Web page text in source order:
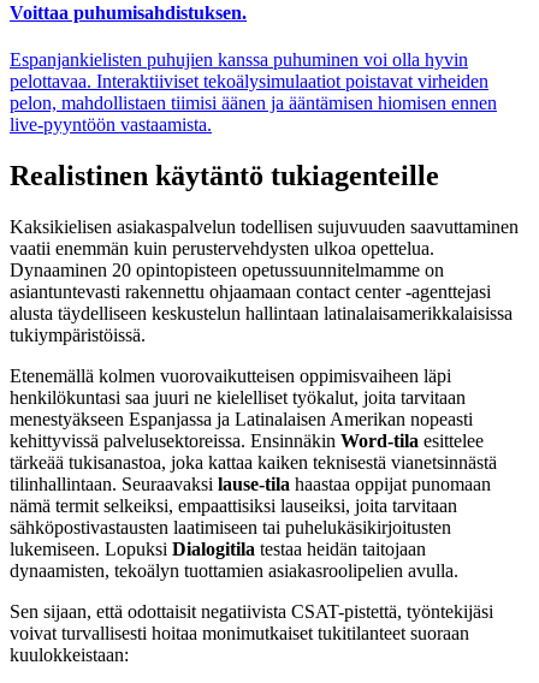
Voittaa puhumisahdistuksen.
Espanjankielisten puhujien kanssa puhuminen voi olla hyvin
pelottavaa. Interaktiiviset tekoälysimulaatiot poistavat virheiden
pelon, mahdollistaen tiimisi äänen ja ääntämisen hiomisen ennen
live-pyyntöön vastaamista.
Realistinen käytäntö tukiagenteille
Kaksikielisen asiakaspalvelun todellisen sujuvuuden saavuttaminen
vaatii enemmän kuin perustervehdysten ulkoa opettelua.
Dynaaminen 20 opintopisteen opetussuunnitelmamme on
asiantuntevasti rakennettu ohjaamaan contact center -agenttejasi
alusta täydelliseen keskustelun hallintaan latinalaisamerikkalaisissa
tukiympäristöissä.
Etenemällä kolmen vuorovaikutteisen oppimisvaiheen läpi
henkilökuntasi saa juuri ne kielelliset työkalut, joita tarvitaan
menestyäkseen Espanjassa ja Latinalaisen Amerikan nopeasti
kehittyvissä palvelusektoreissa. Ensinnäkin Word-tila esittelee
tärkeää tukisanastoa, joka kattaa kaiken teknisestä vianetsinnästä
tilinhallintaan. Seuraavaksi lause-tila haastaa oppijat punomaan
nämä termit selkeiksi, empaattisiksi lauseiksi, joita tarvitaan
sähköpostivastausten laatimiseen tai puhelukäsikirjoitusten
lukemiseen. Lopuksi Dialogitila testaa heidän taitojaan
dynaamisten, tekoälyn tuottamien asiakasroolipelien avulla.
Sen sijaan, että odottaisit negatiivista CSAT-pistettä, työntekijäsi
voivat turvallisesti hoitaa monimutkaiset tukitilanteet suoraan
kuulokkeistaan: